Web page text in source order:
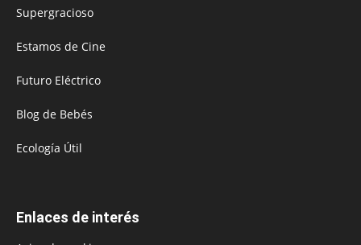
Supergracioso
Estamos de Cine
Futuro Eléctrico
Blog de Bebés
Ecología Útil
Enlaces de interés